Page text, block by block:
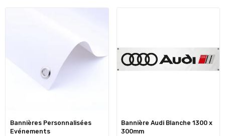
Bannières Personnalisées
Evénements
Bannière Audi Blanche 1300 x
300mm